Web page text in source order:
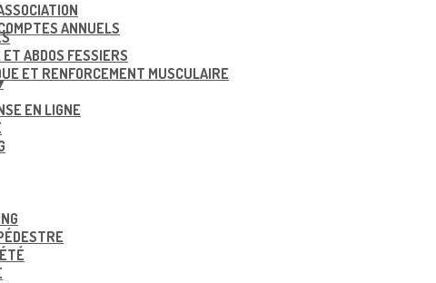
ANNUELS
ABDOS FESSIERS
ET RENFORCEMENT MUSCULAIRE
EN LIGNE